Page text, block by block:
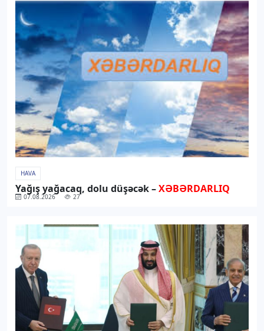
HAVA
Yağış yağacaq, dolu düşəcək –XƏBƏRDARLIQ
07.08.2026 27